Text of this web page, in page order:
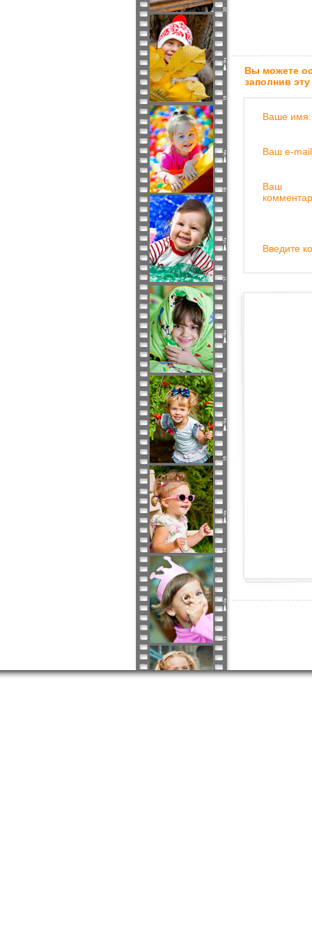
Вы можете
заполнив
Ваше имя:
Ваш e-
Ваш
Введите